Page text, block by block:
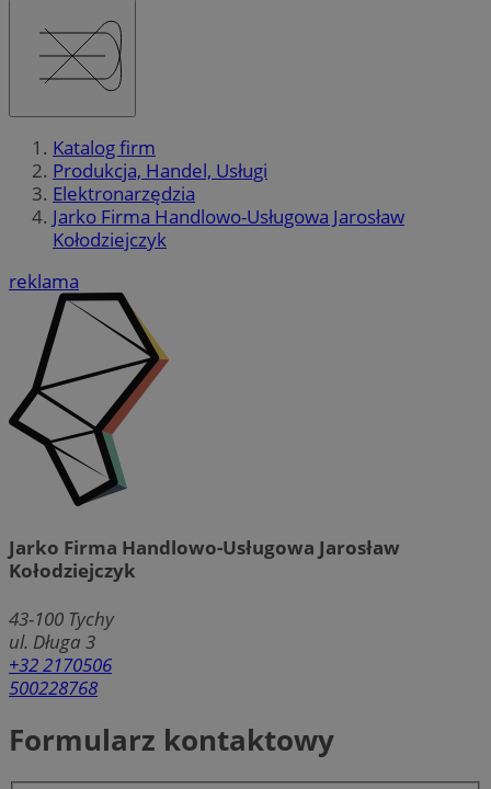
Katalog firm
Produkcja, Handel, Usługi
Elektronarzędzia
Jarko Firma Handlowo-Usługowa Jarosław
Kołodziejczyk
reklama
Jarko Firma Handlowo-Usługowa Jarosław
Kołodziejczyk
43-100 Tychy
ul. Długa 3
+32 2170506
500228768
Formularz kontaktowy